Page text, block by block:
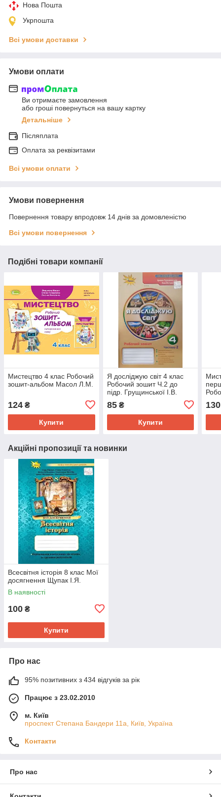
Нова Пошта
Укрпошта
Всі умови доставки
Умови оплати
Ви отримаєте замовлення
або гроші повернуться на вашу картку
Детальніше
Післяплата
Оплата за реквізитами
Всі умови оплати
Умови повернення
Повернення товару впродовж 14 днів за домовленістю
Всі умови повернення
Подібні товари компанії
Мистецтво 4 клас Робочий
зошит-альбом Масол Л.М.
124 ₴
Купити
Я досліджую світ 4 клас
Робочий зошит Ч.2 до
підр. Грущинської І.В.
3.М.
85₴
Купити
130
Акційні пропозиції та новинки
Всесвітня історія 8 клас Мої
досягнення Щупак І.Я.
В наявності
100 ₴
Купити
Про нас
95% позитивних з 434 відгуків за рік
Працює з 23.02.2010
м. Київ
проспект Степана Бандери 11а, Київ, Україна
Контакти
Про нас